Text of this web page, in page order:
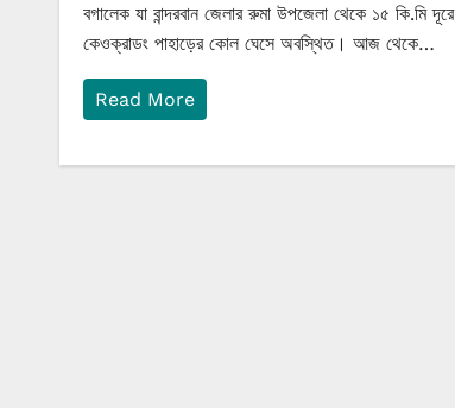
বগালেক যা বান্দরবান জেলার রুমা উপজেলা থেকে ১৫ কি.মি দূরে
কেওক্রাডং পাহাড়ের কোল ঘেসে অবস্থিত। আজ থেকে…
Read More